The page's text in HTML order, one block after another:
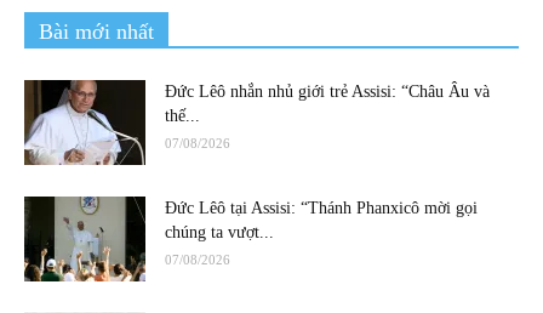
Bài mới nhất
Đức Lêô nhắn nhủ giới trẻ Assisi: “Châu Âu và
thế...
07/08/2026
Đức Lêô tại Assisi: “Thánh Phanxicô mời gọi
chúng ta vượt...
07/08/2026